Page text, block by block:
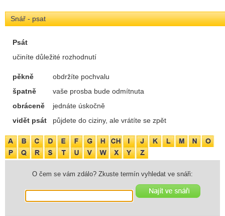
Snář - psat
Psát
učiníte důležité rozhodnutí
pěkně
obdržíte pochvalu
špatně
vaše prosba bude odmítnuta
obráceně
jednáte úskočně
vidět psát
půjdete do ciziny, ale vrátíte se zpět
O čem se vám zdálo? Zkuste termín vyhledat ve snáři: